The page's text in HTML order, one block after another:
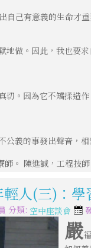
己有意義的生命才
做。因此，我也要
。因為它不矯揉造
義的事發出聲音，
。 陳進誠，工程技
人(三)：
分類: 空中座談會
嚴